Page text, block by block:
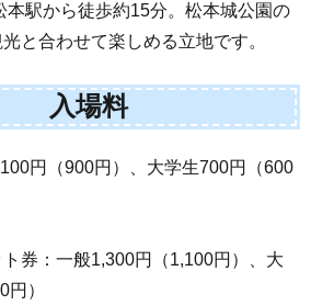
本駅から徒歩約15分。松本城公園の
と合わせて楽しめる立地です。
入場料
円（900円）、大学生700円（600
券：一般1,300円（1,100円）、大
）